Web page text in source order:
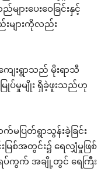
းပေးဝေခြင်းနှင့်
များကိုလည်း
ျေးရွာသည် မိုးရာသီ
မြုပ်မှုမျိုး ရှိခဲ့ဖူးသည်ဟု
ပြတ်ရွာသွန်းခဲ့ခြင်း
မြစ်အတွင်း၌ ရေလျှံမှုဖြစ်
ရပ်ကွက် အချို့တွင် ရေကြီး